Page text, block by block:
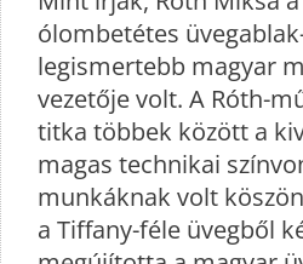
ólombetétes
legismertebb magyar
vezetője volt. A Róth-
titka többek között a
magas technikai
munkáknak volt
a Tiffany-féle üvegből